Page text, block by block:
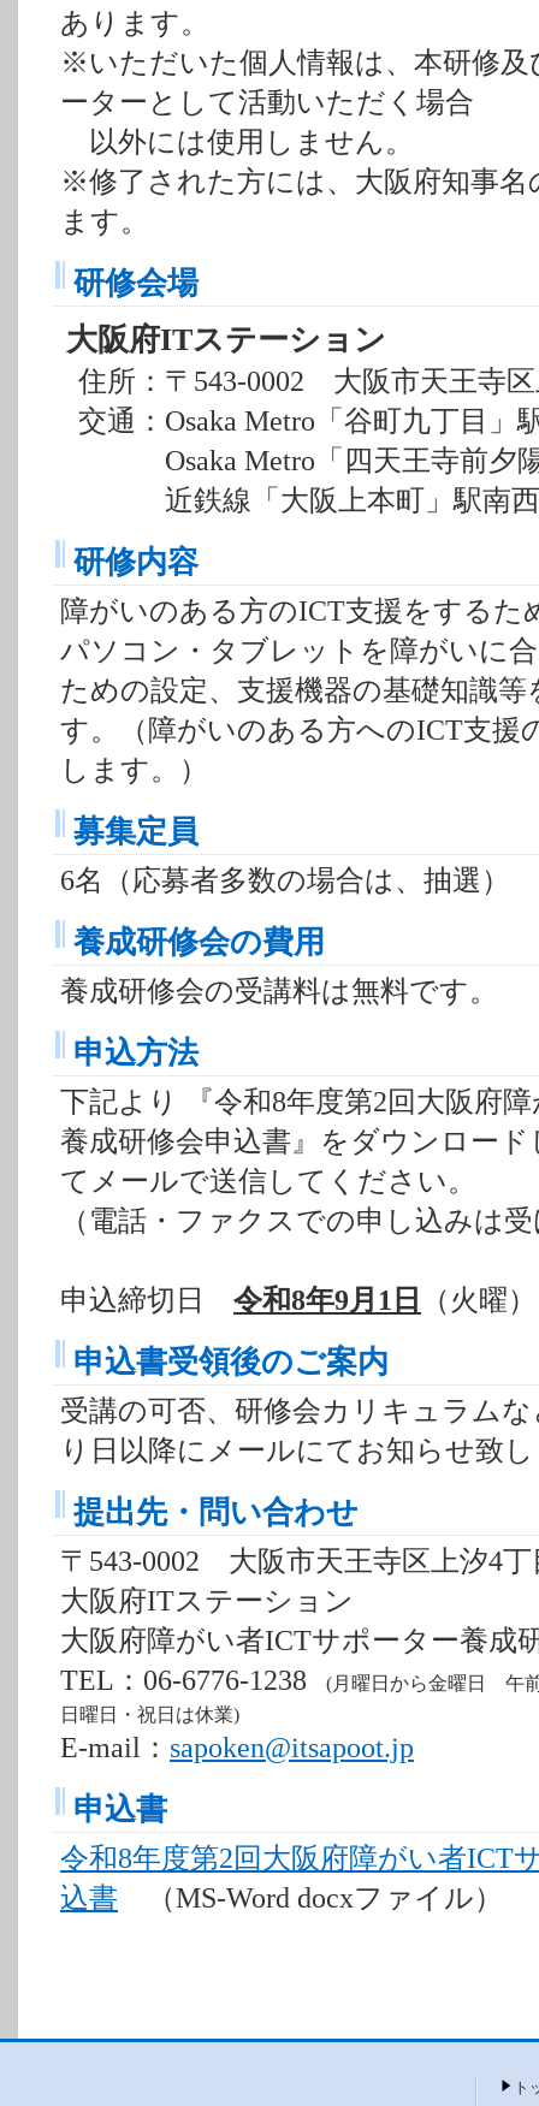
あります。
※いただいた個人情報は、本研修及
ーターとして活動いただく場合
以外には使用しません。
※修了された方には、大阪府知事名
ます。
研修会場
大阪府ITステーション
住所：〒543-0002 大阪市天王寺区
交通：Osaka Metro「谷町九丁目」
Osaka Metro「四天王寺前夕陽
近鉄線「大阪上本町」駅南西
研修内容
障がいのある方のICT支援をするた
パソコン・タブレットを障がいに
ための設定、支援機器の基礎知識
す。（障がいのある方へのICT支援
します。）
募集定員
6名（応募者多数の場合は、抽選）
養成研修会の費用
養成研修会の受講料は無料です。
申込方法
下記より 『令和8年度第2回大阪府
養成研修会申込書』をダウンロー
てメールで送信してください。
（電話・ファクスでの申し込みは
申込締切日 令和8年9月1日 （火曜）
申込書受領後のご案内
受講の可否、研修会カリキュラム
り日以降にメールにてお知らせ致
提出先・問い合わせ
〒543-0002 大阪市天王寺区上汐4丁
大阪府ITステーション
大阪府障がい者ICTサポーター養
TEL：06-6776-1238 (月曜日から金曜日 午前
日曜日・祝日は休業)
E-mail： sapoken@itsapoot.jp
申込書
令和8年度第2回大阪府障がい者ICT
込書 （MS-Word docxファイル）
ト